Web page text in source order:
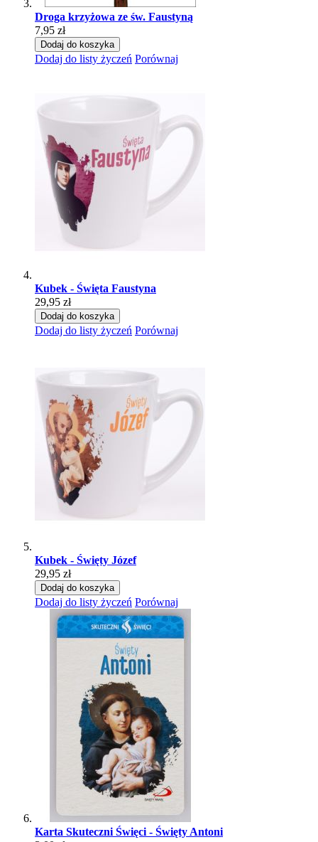
Droga krzyżowa ze św. Faustyną
7,95 zł
Dodaj do koszyka
Dodaj do listy życzeń Porównaj
Kubek - Święta Faustyna
29,95 zł
Dodaj do koszyka
Dodaj do listy życzeń Porównaj
Kubek - Święty Józef
29,95 zł
Dodaj do koszyka
Dodaj do listy życzeń Porównaj
Karta Skuteczni Święci - Święty Antoni